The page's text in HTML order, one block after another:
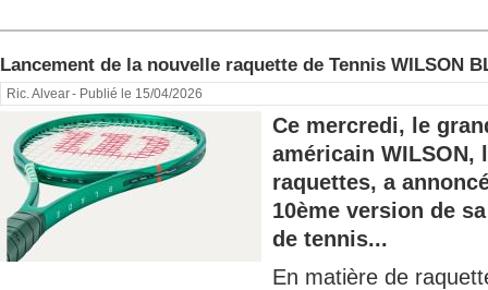
Lancement de la nouvelle raquette de Tennis WILSON
Ric. Alvear- Publié le 15/04/2026
Ce mercredi, le
américain WILSON,
raquettes, a
10ème version de
de tennis...
En matière de